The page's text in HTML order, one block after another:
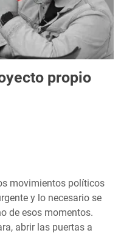
propio
movimientos políticos
y lo necesario se
de esos momentos.
abrir las puertas a